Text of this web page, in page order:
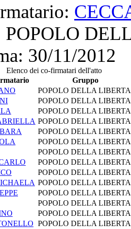
POPOLO
30/11/2012
Elenco dei co-firmatari dell'atto
Gruppo
POPOLO DELLA
POPOLO DELLA
POPOLO DELLA
POPOLO DELLA
POPOLO DELLA
POPOLO DELLA
POPOLO DELLA
POPOLO DELLA
POPOLO DELLA
POPOLO DELLA
POPOLO DELLA
POPOLO DELLA
POPOLO DELLA
POPOLO DELLA